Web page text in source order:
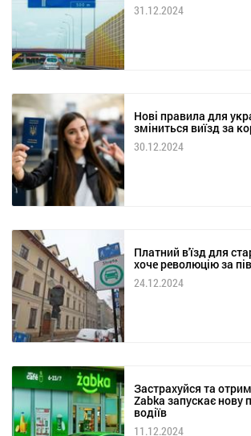
31.12.2024
Нові правила для
зміниться виїзд за
30.12.2024
Платний в'їзд для
хоче революцію за
24.12.2024
Застрахуйся та
Zabka запускає нову
водіїв
11.12.2024